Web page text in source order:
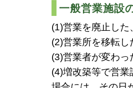
一般営業施設
(1)営業を廃止した
(2)営業所を移転し
(3)営業者が変わっ
(4)増改築等で営